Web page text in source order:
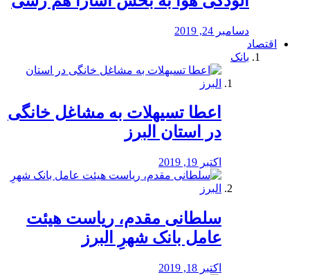
دسامبر 24, 2019
اقتصاد
بانک
️اعطا تسیهلات به مشاغل خانگی
در استان البرز
اکتبر 19, 2019
سلطانی مقدم، ریاست هیئت
عامل بانک شهرِ البرز
اکتبر 18, 2019